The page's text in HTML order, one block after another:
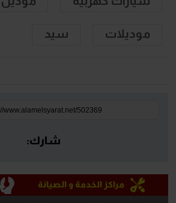
موديلات سيد
شارك:
مراكز الخدمة و الصيانة